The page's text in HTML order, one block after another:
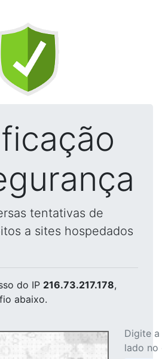
tentativas de
a sites hospedados
do IP 216.73.217.178,
abaixo.
Digite
lado no